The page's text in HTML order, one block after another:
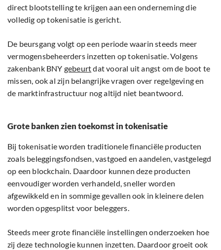
direct blootstelling te krijgen aan een onderneming die
volledig op tokenisatie is gericht.
De beursgang volgt op een periode waarin steeds meer
vermogensbeheerders inzetten op tokenisatie. Volgens
zakenbank BNY gebeurtdat vooral uit angst om de boot te
missen, ook al zijn belangrijke vragen over regelgeving en
de marktinfrastructuur nog altijd niet beantwoord.
Grote banken zien toekomst in tokenisatie
Bij tokenisatie worden traditionele financiële producten
zoals beleggingsfondsen, vastgoed en aandelen, vastgelegd
op een blockchain. Daardoor kunnen deze producten
eenvoudiger worden verhandeld, sneller worden
afgewikkeld en in sommige gevallen ook in kleinere delen
worden opgesplitst voor beleggers.
Steeds meer grote financiële instellingen onderzoeken hoe
zij deze technologie kunnen inzetten. Daardoor groeit ook